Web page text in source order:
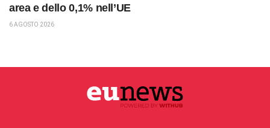
area e dello 0,1% nell’UE
6 AGOSTO 2026